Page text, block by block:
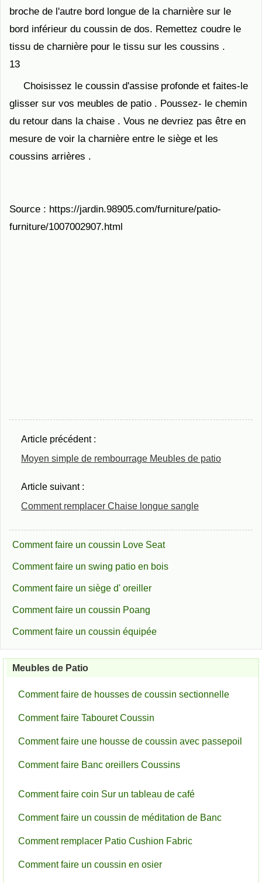
broche de l'autre bord longue de la charnière sur le
bord inférieur du coussin de dos. Remettez coudre le
tissu de charnière pour le tissu sur les coussins .
13
Choisissez le coussin d'assise profonde et faites-le
glisser sur vos meubles de patio . Poussez- le chemin
du retour dans la chaise . Vous ne devriez pas être en
mesure de voir la charnière entre le siège et les
coussins arrières .
Source : https://jardin.98905.com/furniture/patio-
furniture/1007002907.html
Article précédent :
Moyen simple de rembourrage Meubles de patio
Article suivant :
Comment remplacer Chaise longue sangle
Comment faire un coussin Love Seat
Comment faire un swing patio en bois
Comment faire un siège d' oreiller
Comment faire un coussin Poang
Comment faire un coussin équipée
Meubles de Patio
Comment faire de housses de coussin sectionnelle
Comment faire Tabouret Coussin
Comment faire une housse de coussin avec passepoil
Comment faire Banc oreillers Coussins
Comment faire coin Sur un tableau de café
Comment faire un coussin de méditation de Banc
Comment remplacer Patio Cushion Fabric
Comment faire un coussin en osier